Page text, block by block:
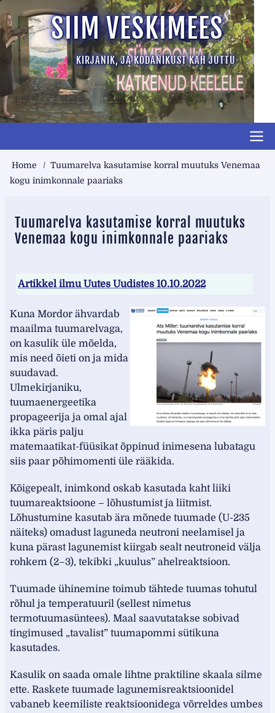
to
main
content
SIIM VESKIMEES
KIRJANIK, JA KODANIKUST KAH JUTTU
Main
short
Breadcrumb
Home
Tuumarelva kasutamise korral muutuks Venemaa
kogu inimkonnale paariaks
Tuumarelva kasutamise korral muutuks
Venemaa kogu inimkonnale paariaks
Artikkel ilmu Uutes Uudistes 10.10.2022
Kuna Mordor ähvardab
maailma tuumarelvaga,
on kasulik üle mõelda,
mis need õieti on ja mida
suudavad.
Ulmekirjaniku,
tuumaenergeetika
propageerija ja omal ajal
ikka päris palju
matemaatikat-füüsikat õppinud inimesena lubatagu
siis paar põhimomenti üle rääkida.
Kõigepealt, inimkond oskab kasutada kaht liiki
tuumareaktsioone – lõhustumist ja liitmist.
Lõhustumine kasutab ära mõnede tuumade (U-235
näiteks) omadust laguneda neutroni neelamisel ja
kuna pärast lagunemist kiirgab sealt neutroneid välja
rohkem (2–3), tekibki „kuulus” ahelreaktsioon.
Tuumade ühinemine toimub tähtede tuumas tohutul
rõhul ja temperatuuril (sellest nimetus
termotuumasüntees). Maal saavutatakse sobivad
tingimused „tavalist” tuumapommi sütikuna
kasutades.
Kasulik on saada omale lihtne praktiline skaala silme
ette. Raskete tuumade lagunemisreaktsioonidel
vabaneb keemiliste reaktsioonidega võrreldes umbes